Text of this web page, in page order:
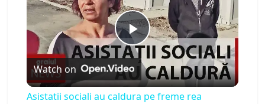
P
l
Watch on
Asistatii sociali au caldura pe freme rea